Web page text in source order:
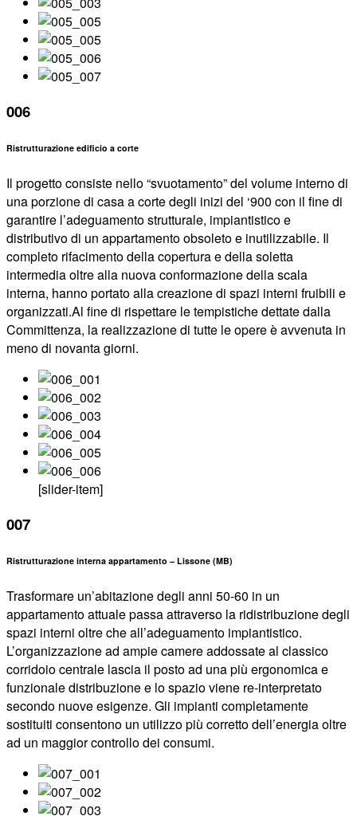
006
Ristrutturazione edificio a corte
Il progetto consiste nello “svuotamento” del volume interno di
una porzione di casa a corte degli inizi del ‘900 con il fine di
garantire l’adeguamento strutturale, impiantistico e
distributivo di un appartamento obsoleto e inutilizzabile. Il
completo rifacimento della copertura e della soletta
intermedia oltre alla nuova conformazione della scala
interna, hanno portato alla creazione di spazi interni fruibili e
organizzati.Al fine di rispettare le tempistiche dettate dalla
Committenza, la realizzazione di tutte le opere è avvenuta in
meno di novanta giorni.
[slider-item]
007
Ristrutturazione interna appartamento – Lissone (MB)
Trasformare un’abitazione degli anni 50-60 in un
appartamento attuale passa attraverso la ridistribuzione degli
spazi interni oltre che all’adeguamento impiantistico.
L’organizzazione ad ampie camere addossate al classico
corridoio centrale lascia il posto ad una più ergonomica e
funzionale distribuzione e lo spazio viene re-interpretato
secondo nuove esigenze. Gli impianti completamente
sostituiti consentono un utilizzo più corretto dell’energia oltre
ad un maggior controllo dei consumi.